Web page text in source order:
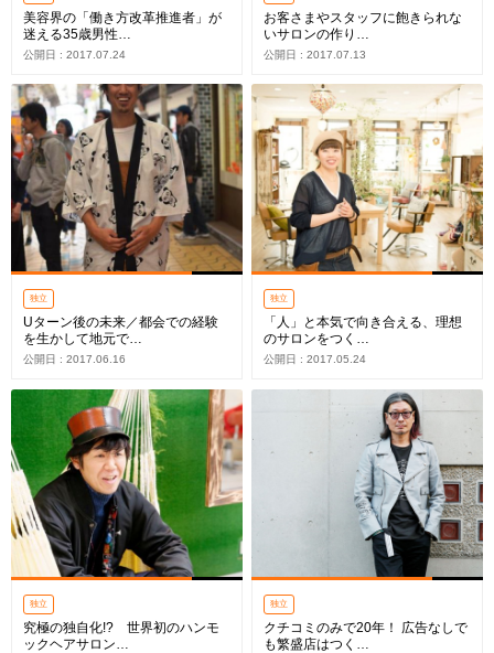
美容界の「働き方改革推進者」が
迷える35歳男性…
公開日 : 2017.07.24
お客さまやスタッフに飽きられな
いサロンの作り…
公開日 : 2017.07.13
独立
Uターン後の未来／都会での経験
を生かして地元で…
公開日 : 2017.06.16
独立
「人」と本気で向き合える、理想
のサロンをつく…
公開日 : 2017.05.24
独立
究極の独自化!? 世界初のハンモ
ックヘアサロン…
独立
クチコミのみで20年！ 広告なしで
も繁盛店はつく…